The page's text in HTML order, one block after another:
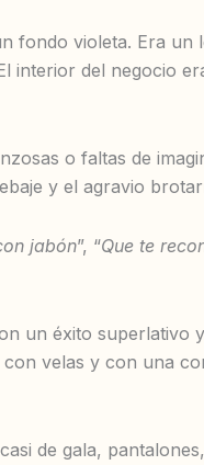
fondo violeta. Era
del negocio
o faltas de
y el agravio
jabón”, “Que te
un éxito
velas y con una
de gala,